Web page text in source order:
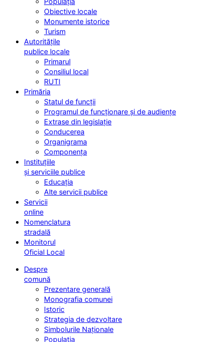
Obiective locale
Monumente istorice
Turism
Autoritățile
publice locale
Primarul
Consiliul local
RUTI
Primăria
Statul de funcții
Programul de funcționare și de audiențe
Extrase din legislație
Conducerea
Organigrama
Componența
Instituțiile
și serviciile publice
Educația
Alte servicii publice
Servicii
online
Nomenclatura
stradală
Monitorul
Oficial Local
Despre
comună
Prezentare generală
Monografia comunei
Istoric
Strategia de dezvoltare
Simbolurile Naționale
Populația